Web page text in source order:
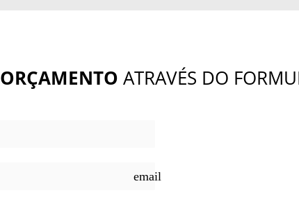
ORÇAMENTO ATRAVÉS DO
email